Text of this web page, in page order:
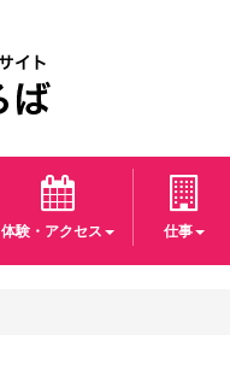
体験・アクセス 仕事